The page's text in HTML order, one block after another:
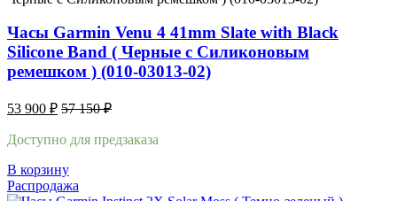
Часы Garmin Venu 4 41mm Slate with Black
Silicone Band ( Черные с Силиконовым
ремешком ) (010-03013-02)
53 900 ₽ 57 150₽
Доступно для предзаказа
В корзину
Распродажа